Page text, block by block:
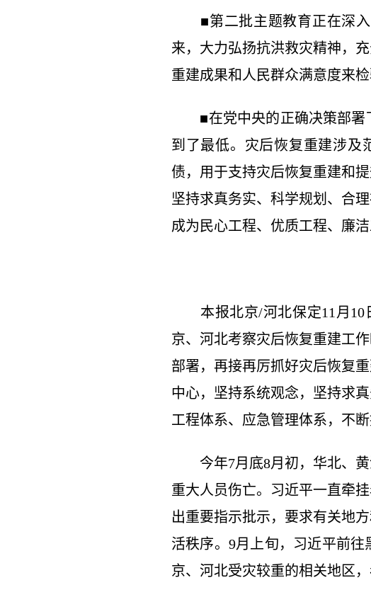
■第二批主题教育正在深入
来，大力弘扬抗洪救灾精神，
重建成果和人民群众满意度来
■在党中央的正确决策部署
到了最低。灾后恢复重建涉及
债，用于支持灾后恢复重建和
坚持求真务实、科学规划、合
成为民心工程、优质工程、廉
本报北京/河北保定11月10
京、河北考察灾后恢复重建工
部署，再接再厉抓好灾后恢复
中心，坚持系统观念，坚持求
工程体系、应急管理体系，不
今年7月底8月初，华北、黄
重大人员伤亡。习近平一直牵
出重要指示批示，要求有关地
活秩序。9月上旬，习近平前
京、河北受灾较重的相关地区